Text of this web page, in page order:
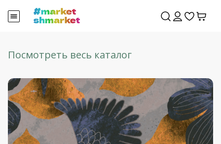
Посмотреть весь каталог